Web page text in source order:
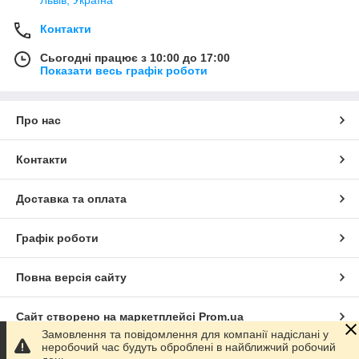
Контакти
Сьогодні працює з 10:00 до 17:00
Показати весь графік роботи
Про нас
Контакти
Доставка та оплата
Графік роботи
Повна версія сайту
Сайт створено на маркетплейсі Prom.ua
Політика конфіденційності
Замовлення та повідомлення для компанії надіслані у
неробочий час будуть оброблені в найближчий робочий